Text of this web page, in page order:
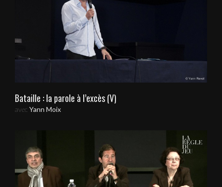
Bataille : la parole à l’excès (V)
avec Yann Moix